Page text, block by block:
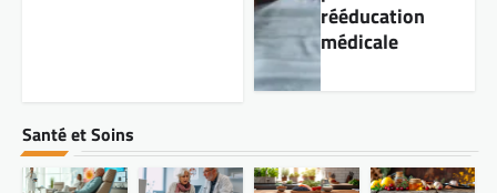
sur les secteurs à fort potentiel devient
essentiel pour ceux qui souhaitent anticiper
les tendances. Particuliers, investisseurs ou
entrepreneurs, chacun cherche à repérer les
marchés qui vont façonner notre quotidien et
rééducation
médicale
Santé et Soins